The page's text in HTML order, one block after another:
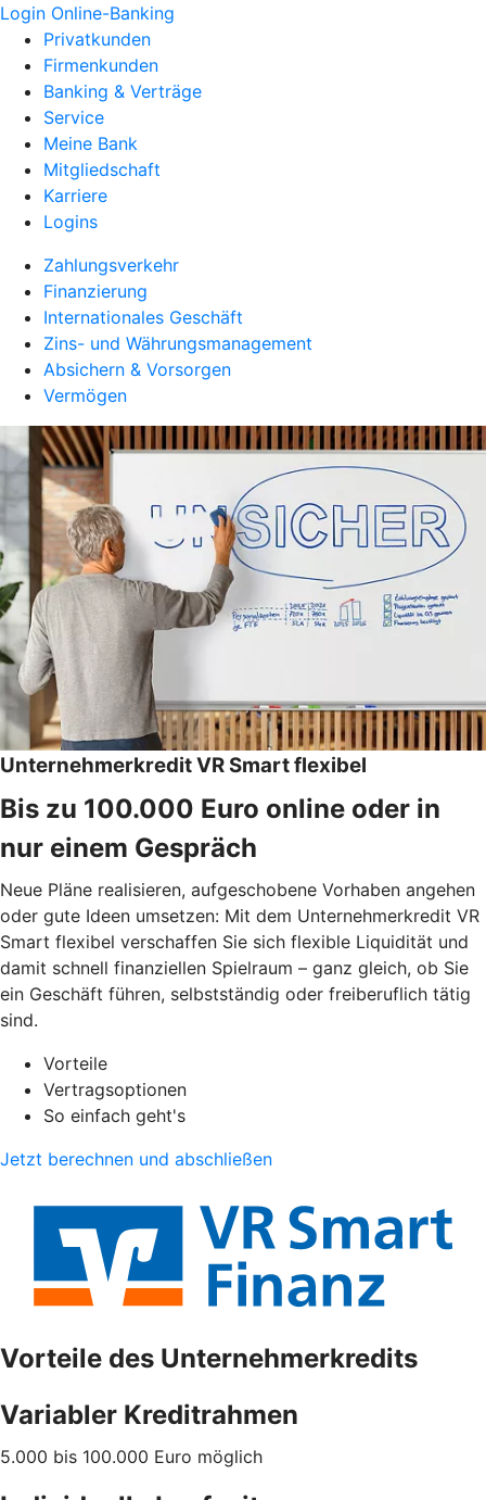
Login Online-Banking
Privatkunden
Firmenkunden
Banking & Verträge
Service
Meine Bank
Mitgliedschaft
Karriere
Logins
Zahlungsverkehr
Finanzierung
Internationales Geschäft
Zins- und Währungsmanagement
Absichern & Vorsorgen
Vermögen
Unternehmerkredit VR Smart flexibel
Bis zu 100.000 Euro online oder in
nur einem Gespräch
Neue Pläne realisieren, aufgeschobene Vorhaben angehen
oder gute Ideen umsetzen: Mit dem Unternehmerkredit VR
Smart flexibel verschaffen Sie sich flexible Liquidität und
damit schnell finanziellen Spielraum – ganz gleich, ob Sie
ein Geschäft führen, selbstständig oder freiberuflich tätig
sind.
Vorteile
Vertragsoptionen
So einfach geht's
Jetzt berechnen und abschließen
Vorteile des Unternehmerkredits
Variabler Kreditrahmen
5.000 bis 100.000 Euro möglich